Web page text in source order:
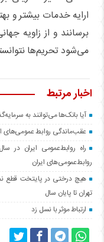
ارایه خدمات بیشتر و
برسانند و از زاویه
می‌شود تحریم‌ها
اخبار مرتبط
آیا بانک‌ها می‌توانند به
عقب‌ماندگی روابط عمومی‌های
راه روابط‌عمومی ایران در
روابط‌عمومی‌های ایران
تهران تا پایان سال
ارتباط موثر با نسل زد